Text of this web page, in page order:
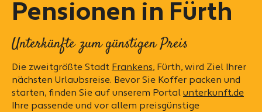
Pensionen in Fürth
Unterkünfte zum günstigen Preis
Die zweitgrößte Stadt Frankens, Fürth, wird Ziel Ihrer
nächsten Urlaubsreise. Bevor Sie Koffer packen und
starten, finden Sie auf unserem Portal unterkunft.de
Ihre passende und vor allem preisgünstige